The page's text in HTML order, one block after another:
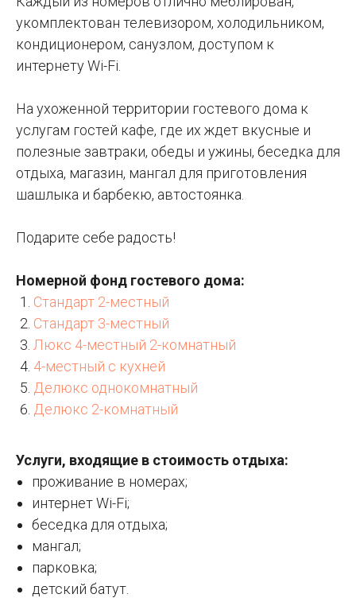
укомплектован телевизором, холодильником,
кондиционером, санузлом, доступом к
интернету Wi-Fi.
На ухоженной территории гостевого дома к
услугам гостей кафе, где их ждет вкусные и
полезные завтраки, обеды и ужины, беседка для
отдыха, магазин, мангал для приготовления
шашлыка и барбекю, автостоянка.
Подарите себе радость!
Номерной фонд гостевого дома:
Стандарт 2-местный
Стандарт 3-местный
Люкс 4-местный 2-комнатный
4-местный с кухней
Делюкс однокомнатный
Делюкс 2-комнатный
Услуги, входящие в стоимость отдыха:
проживание в номерах;
интернет Wi-Fi;
беседка для отдыха;
мангал;
парковка;
детский батут.